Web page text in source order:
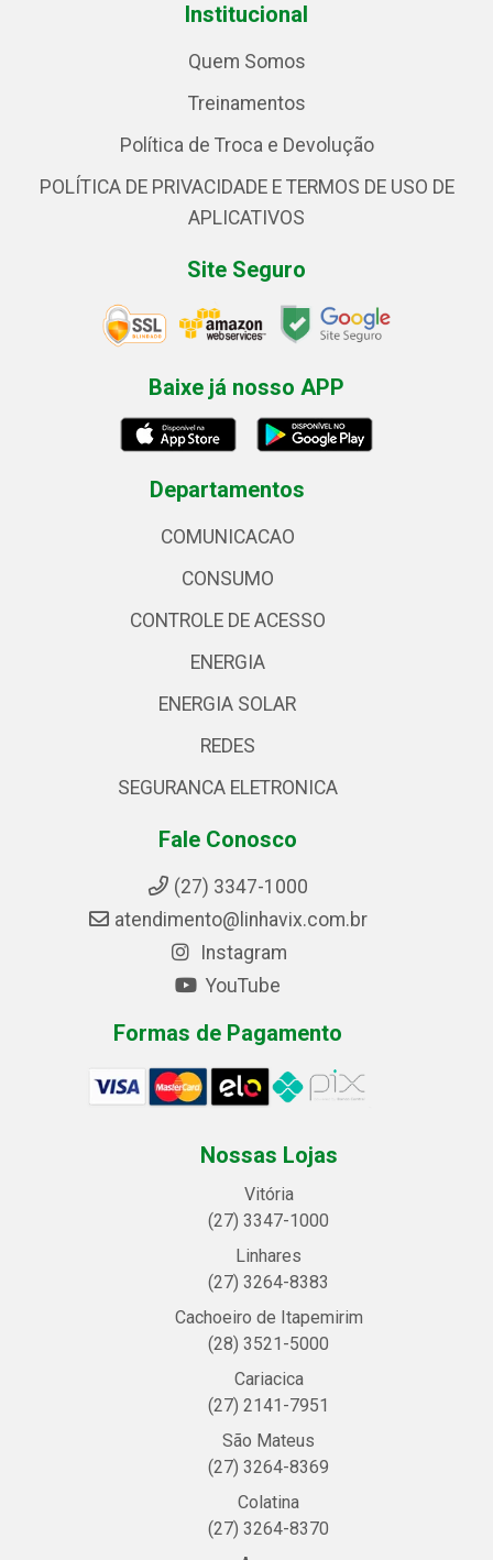
Institucional
Quem Somos
Treinamentos
Política de Troca e Devolução
POLÍTICA DE PRIVACIDADE E TERMOS DE USO DE
APLICATIVOS
Site Seguro
Baixe já nosso APP
Departamentos
COMUNICACAO
CONSUMO
CONTROLE DE ACESSO
ENERGIA
ENERGIA SOLAR
REDES
SEGURANCA ELETRONICA
Fale Conosco
(27) 3347-1000
atendimento@linhavix.com.br
Instagram
YouTube
Formas de Pagamento
Nossas Lojas
Vitória
(27) 3347-1000
Linhares
(27) 3264-8383
Cachoeiro de Itapemirim
(28) 3521-5000
Cariacica
(27) 2141-7951
São Mateus
(27) 3264-8369
Colatina
(27) 3264-8370